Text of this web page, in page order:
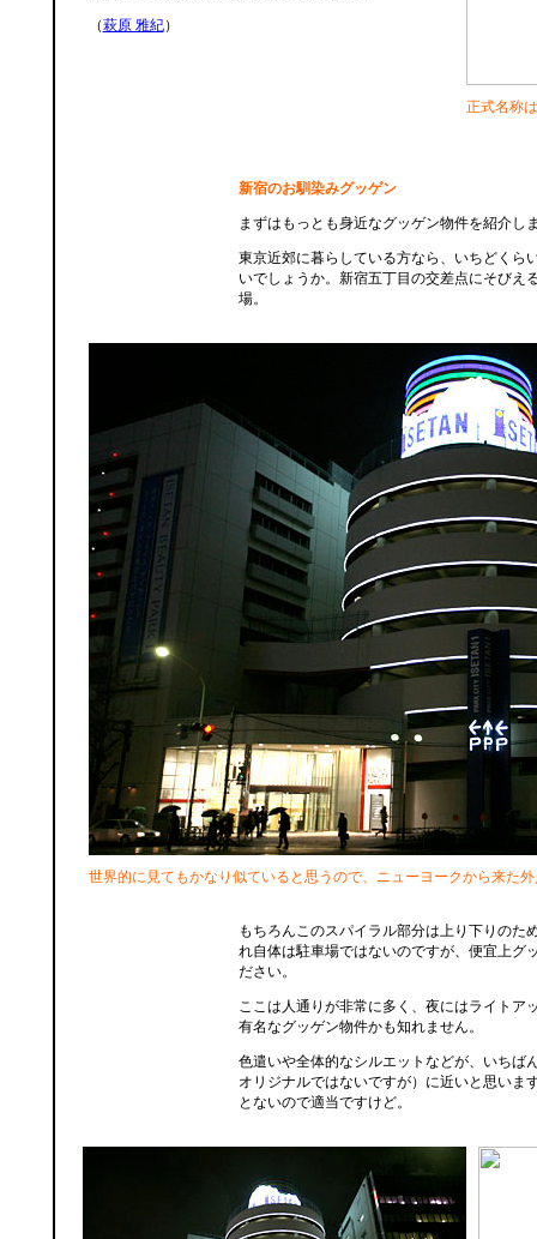
正式名称
（萩原 雅紀）
新宿のお馴染みグッゲン
まずはもっとも身近なグッゲン物件を紹介し
東京近郊に暮らしている方なら、いちどくら
いでしょうか。新宿五丁目の交差点にそびえ
場。
世界的に見てもかなり似ていると思うので、ニューヨークから来た
もちろんこのスパイラル部分は上り下りのた
れ自体は駐車場ではないのですが、便宜上グ
ださい。
ここは人通りが非常に多く、夜にはライトア
有名なグッゲン物件かも知れません。
色遣いや全体的なシルエットなどが、いちば
オリジナルではないですが）に近いと思いま
とないので適当ですけど。